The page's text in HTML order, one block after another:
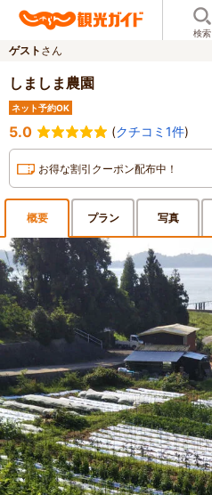
検索
ゲスト さん
しましま農園
ネット予約OK
5.0 (クチコミ1件)
お得な割引クーポン配布中！
概要 プラン 写真